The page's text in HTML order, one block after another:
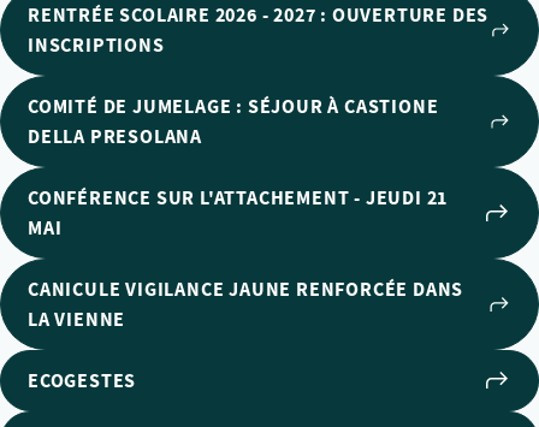
RENTRÉE SCOLAIRE 2026 - 2027 : OUVERTURE DES
INSCRIPTIONS
COMITÉ DE JUMELAGE : SÉJOUR À CASTIONE
DELLA PRESOLANA
CONFÉRENCE SUR L'ATTACHEMENT - JEUDI 21
MAI
CANICULE VIGILANCE JAUNE RENFORCÉE DANS
LA VIENNE
ECOGESTES